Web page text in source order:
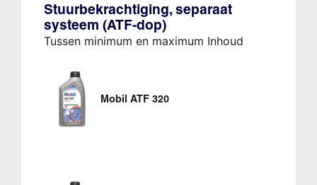
Stuurbekrachtiging, separaat
systeem (ATF-dop)
Tussen minimum en maximum Inhoud
Mobil ATF 320